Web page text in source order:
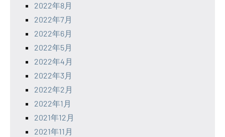
2022年8月
2022年7月
2022年6月
2022年5月
2022年4月
2022年3月
2022年2月
2022年1月
2021年12月
2021年11月